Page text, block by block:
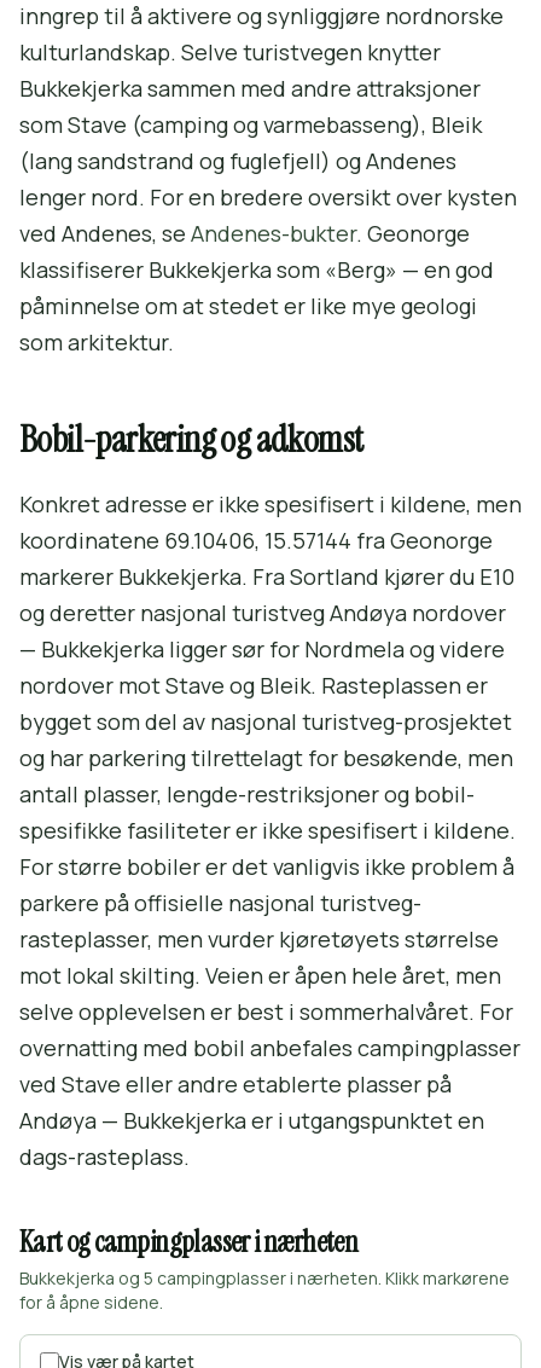
inngrep til å aktivere og synliggjøre nordnorske
kulturlandskap. Selve turistvegen knytter
Bukkekjerka sammen med andre attraksjoner
som Stave (camping og varmebasseng), Bleik
(lang sandstrand og fuglefjell) og Andenes
lenger nord. For en bredere oversikt over kysten
ved Andenes, se Andenes-bukter. Geonorge
klassifiserer Bukkekjerka som «Berg» — en god
påminnelse om at stedet er like mye geologi
som arkitektur.
Bobil-parkering og adkomst
Konkret adresse er ikke spesifisert i kildene, men
koordinatene 69.10406, 15.57144 fra Geonorge
markerer Bukkekjerka. Fra Sortland kjører du E10
og deretter nasjonal turistveg Andøya nordover
— Bukkekjerka ligger sør for Nordmela og videre
nordover mot Stave og Bleik. Rasteplassen er
bygget som del av nasjonal turistveg-prosjektet
og har parkering tilrettelagt for besøkende, men
antall plasser, lengde-restriksjoner og bobil-
spesifikke fasiliteter er ikke spesifisert i kildene.
For større bobiler er det vanligvis ikke problem å
parkere på offisielle nasjonal turistveg-
rasteplasser, men vurder kjøretøyets størrelse
mot lokal skilting. Veien er åpen hele året, men
selve opplevelsen er best i sommerhalvåret. For
overnatting med bobil anbefales campingplasser
ved Stave eller andre etablerte plasser på
Andøya — Bukkekjerka er i utgangspunktet en
dags-rasteplass.
Kart og campingplasser i nærheten
Bukkekjerka og 5 campingplasser i nærheten. Klikk markørene
for å åpne sidene.
Vis vær på kartet